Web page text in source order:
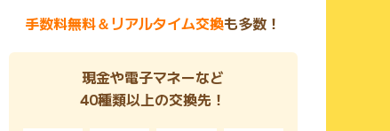
手数料無料＆リアルタイム交換も多数！
現金や電子マネーなど
40種類以上の交換先！